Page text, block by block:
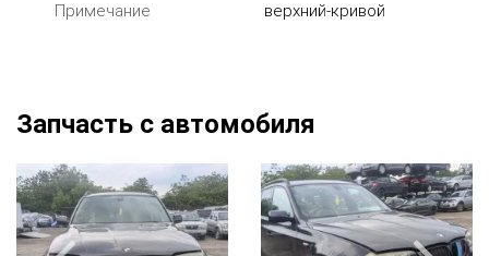
Примечание верхний-кривой
Запчасть с автомобиля